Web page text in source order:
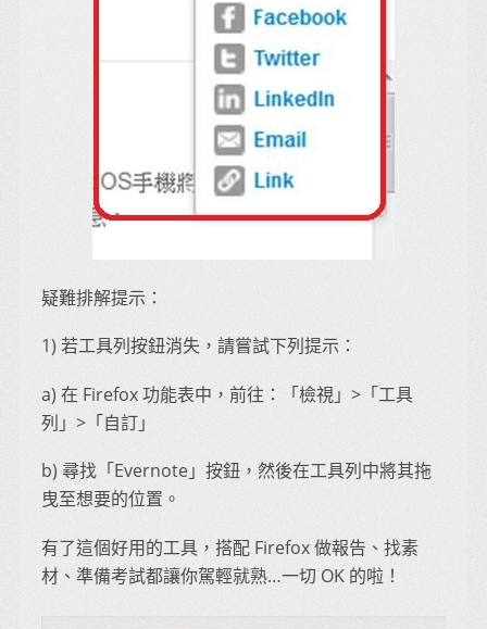
疑難排解提示：
1) 若工具列按鈕消失，請嘗試下列提示：
a) 在 Firefox 功能表中，前往：「檢視」>「工具
列」>「自訂」
b) 尋找「Evernote」按鈕，然後在工具列中將其拖
曳至想要的位置。
有了這個好用的工具，搭配 Firefox 做報告、找素
材、準備考試都讓你駕輕就熟…一切 OK 的啦！